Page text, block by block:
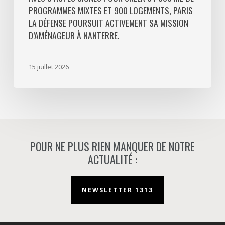
poursuit
activement
PROGRAMMES MIXTES ET 900 LOGEMENTS, PARIS
LA DÉFENSE POURSUIT ACTIVEMENT SA MISSION
D’AMÉNAGEUR À NANTERRE.
15 juillet 2026
POUR NE PLUS RIEN MANQUER DE NOTRE
ACTUALITÉ :
NEWSLETTER 1313